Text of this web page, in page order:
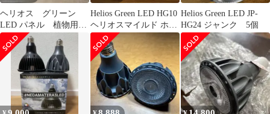
ヘリオス グリーン
LED パネル 植物用ラ
イト
Helios Green LED HG10
ヘリオスマイルド ホワ
イト2個セット
Helios Green LED JP-
HG24 ジャンク 5個